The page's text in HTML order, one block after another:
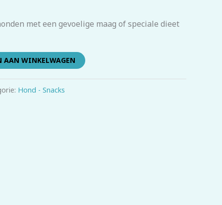
met een gevoelige maag of speciale dieet
AAN WINKELWAGEN
Hond - Snacks